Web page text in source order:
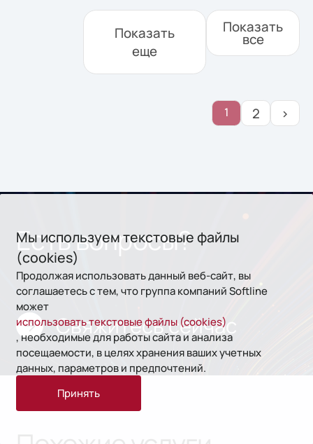
Показать
еще
Показать
все
1 2 ›
Есть вопросы?
Свяжитесь сейчас
Мы используем текстовые файлы
(cookies)
Продолжая использовать данный веб-сайт, вы
соглашаетесь с тем, что группа компаний Softline
может
использовать текстовые файлы (cookies)
, необходимые для работы сайта и анализа
посещаемости, в целях хранения ваших учетных
данных, параметров и предпочтений.
Принять